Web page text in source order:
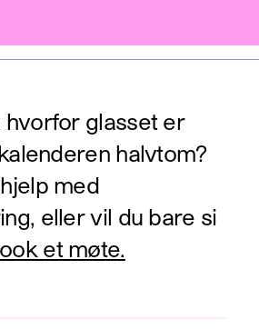
hvorfor glasset er
halvtom?
med
eller vil du bare si
et møte.